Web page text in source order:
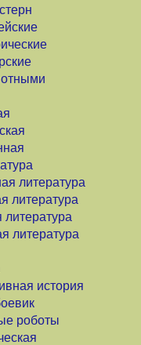
литература
литература
литература
история
роботы